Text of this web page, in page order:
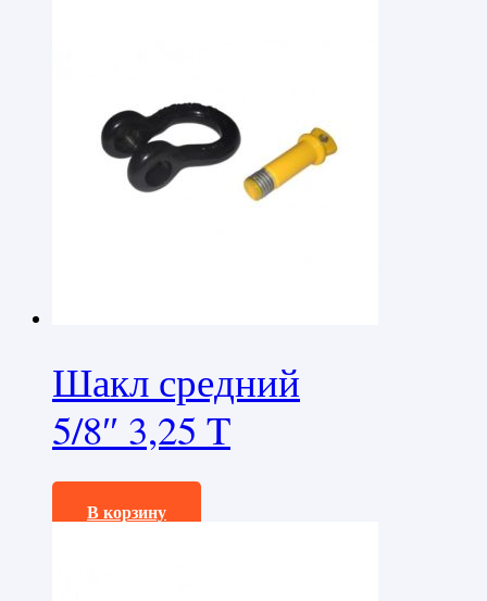
Шакл средний
5/8″ 3,25 T
990,0₽
В корзину